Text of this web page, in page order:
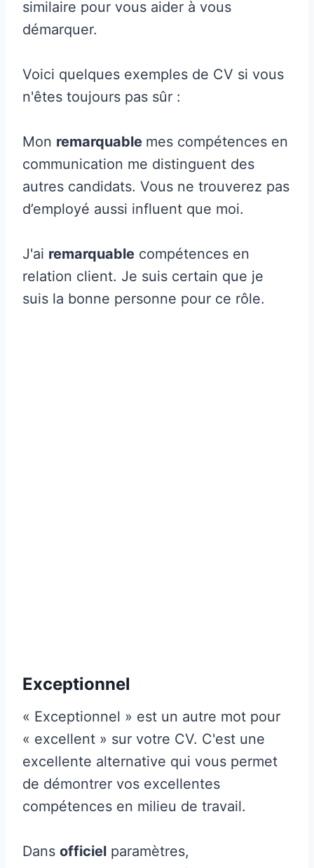
similaire pour vous aider à vous
démarquer.
Voici quelques exemples de CV si vous
n'êtes toujours pas sûr :
Mon remarquable mes compétences en
communication me distinguent des
autres candidats. Vous ne trouverez pas
d’employé aussi influent que moi.
J'ai remarquable compétences en
relation client. Je suis certain que je
suis la bonne personne pour ce rôle.
Exceptionnel
« Exceptionnel » est un autre mot pour
« excellent » sur votre CV. C'est une
excellente alternative qui vous permet
de démontrer vos excellentes
compétences en milieu de travail.
Dans officiel paramètres,